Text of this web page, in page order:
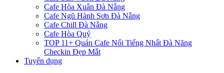
Cafe Hòa Xuân Đà Nẵng
Cafe Ngũ Hành Sơn Đà Nẵng
Cafe Chill Đà Nẵng
Cafe Hòa Quý
TOP 11+ Quán Cafe Nổi Tiếng Nhất Đà Năng
Checkin Đẹp Mắt
Tuyển dụng